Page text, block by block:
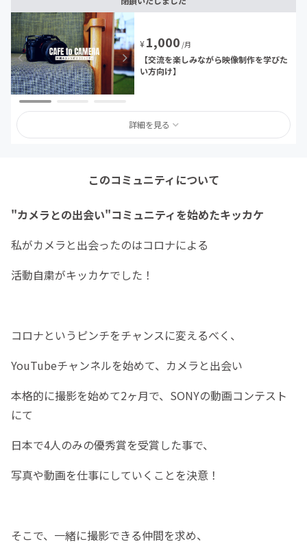
¥1,000 /月
【交流を楽しみながら映像制作を学びた
い方向け】
詳細を見る
このコミュニティについて
"カメラとの出会い"コミュニティを始めたキッカケ
私がカメラと出会ったのはコロナによる
活動自粛がキッカケでした！
コロナというピンチをチャンスに変えるべく、
YouTubeチャンネルを始めて、カメラと出会い
本格的に撮影を始めて2ヶ月で、SONYの動画コンテスト
にて
日本で4人のみの優秀賞を受賞した事で、
写真や動画を仕事にしていくことを決意！
そこで、一緒に撮影できる仲間を求め、